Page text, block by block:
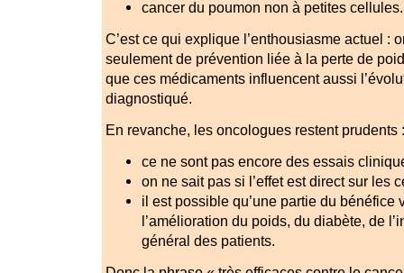
cancer du poumon non à petites cellules.
C’est ce qui explique l’enthousiasme actuel :
seulement de prévention liée à la perte de
que ces médicaments influencent aussi
diagnostiqué.
En revanche, les oncologues restent prudents :
ce ne sont pas encore des essais
on ne sait pas si l’effet est direct sur les
il est possible qu’une partie du bénéfice
l’amélioration du poids, du diabète, de
général des patients.